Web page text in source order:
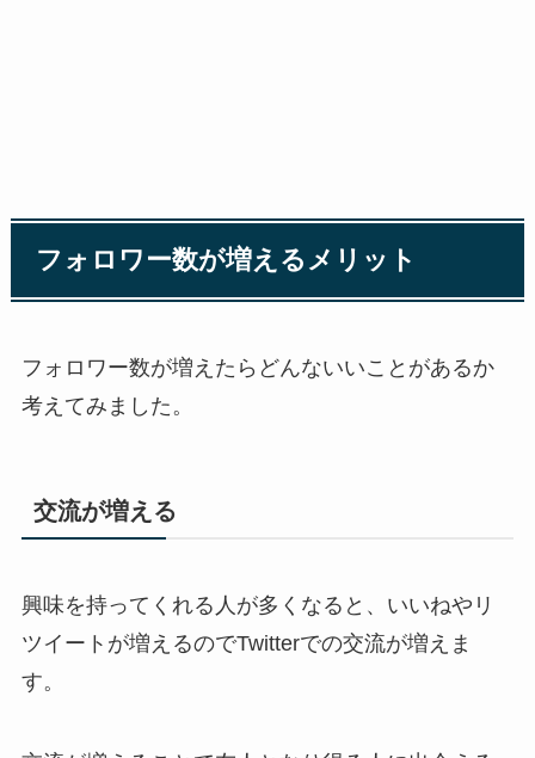
フォロワー数が増えるメリット
フォロワー数が増えたらどんないいことがあるか
考えてみました。
交流が増える
興味を持ってくれる人が多くなると、いいねやリ
ツイートが増えるのでTwitterでの交流が増えま
す。